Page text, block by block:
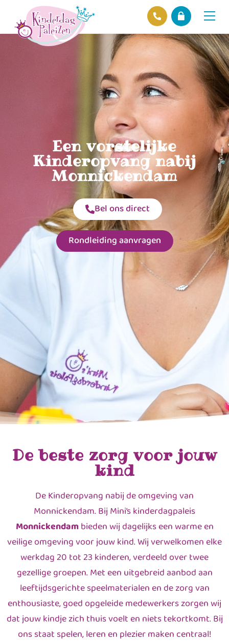
Een vorstelijke
Kinderopvang nabij
Monnickendam
Bel ons direct
Rondleiding aanvragen
De beste zorg voor jouw
kind
De Kinderopvang nabij de omgeving van
Monnickendam. Bij Mini’s kinderdagpaleis
Monnickendam bieden wij dagelijks een warme en
veilige omgeving voor jouw kind. Wij verwelkomen elke
werkdag 20 tot 23 kinderen, verdeeld over twee
gezellige groepen. Met een uitgebreid aanbod aan
leeftijdsgerichte speelmaterialen en de zorg van
enthousiaste, goed opgeleide medewerkers zorgen wij
dat jouw kindje zich thuis voelt en niets tekortkomt. Bij
ons staat spelen, leren en plezier maken centraal!